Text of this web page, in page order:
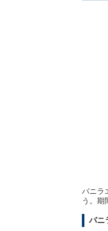
バニラ
う。期
バニ